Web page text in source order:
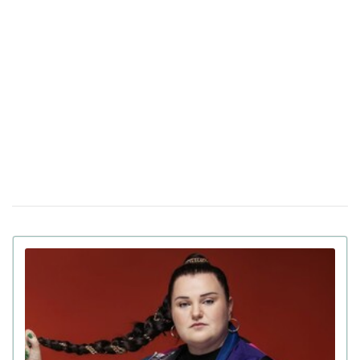
Полиция возбудила уголовное дело против
русскоязычных детей
Криштиану Роналду сделал предложение
своей девушке Джорджине Родригес после 9 лет
Американская рэперша Азилия Бэнкс
поиздевалась над украинским военным, который
потерял в плену 40 кг веса